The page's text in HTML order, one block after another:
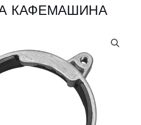
КАФЕМАШИНА